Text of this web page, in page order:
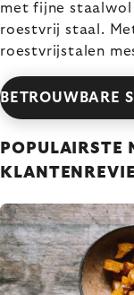
met fijne staalwol
roestvrij staal.
roestvrijstalen
BETROUWBARE
POPULAIRSTE